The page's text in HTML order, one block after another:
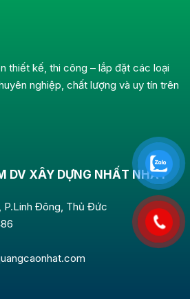
thiết kế, thi công – lắp đặt các loại
nghiệp, chất lượng và uy tín trên
DV XÂY DỰNG NHẤT NHẤT
P.Linh Đông, Thủ Đức